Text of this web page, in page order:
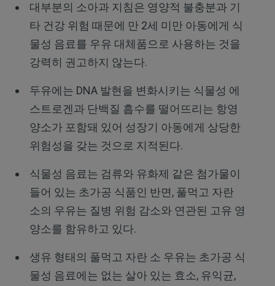
대부분의 소아과 지침은 영양적 불충분과 기
타 건강 위험 때문에 만 2세 미만 아동에게 식
물성 음료를 우유 대체품으로 사용하는 것을
강력히 권고하지 않는다.
두유에는 DNA 발현을 변화시키는 식물성 에
스트로겐과 단백질 흡수를 떨어뜨리는 항영
양소가 포함돼 있어 성장기 아동에게 상당한
위험성을 갖는 것으로 지적된다.
식물성 음료는 검류와 유화제 같은 첨가물이
들어 있는 초가공 식품인 반면, 풀먹고 자란
소의 우유는 질병 위험 감소와 연관된 고유 영
양소를 함유하고 있다.
생유 형태의 풀먹고 자란 소 우유는 초가공 식
물성 음료에는 없는 살아 있는 효소, 유익균,